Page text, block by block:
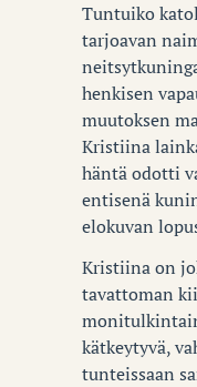
Tuntuiko
tarjoavan
henkisen
muutoksen
Kristiina
häntä odotti
entisenä
elokuvan
Kristiina on
tavattoman
kätkeytyvä,
tunteissaan